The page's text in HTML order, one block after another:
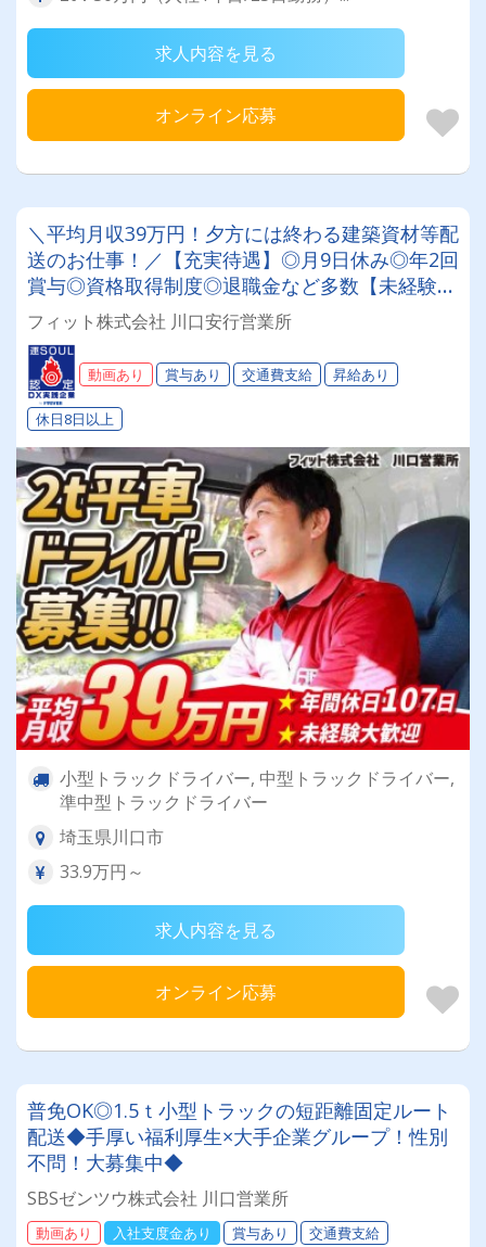
求人内容を見る
オンライン応募
＼平均月収39万円！夕方には終わる建築資材等配
送のお仕事！／【充実待遇】◎月9日休み◎年2回
賞与◎資格取得制度◎退職金など多数【未経験歓
迎】
フィット株式会社 川口安行営業所
動画あり 賞与あり 交通費支給 昇給あり
休日8日以上
小型トラックドライバー, 中型トラックドライバー,
準中型トラックドライバー
埼玉県川口市
33.9万円～
求人内容を見る
オンライン応募
普免OK◎1.5ｔ小型トラックの短距離固定ルート
配送◆手厚い福利厚生×大手企業グループ！性別
不問！大募集中◆
SBSゼンツウ株式会社 川口営業所
動画あり 入社支度金あり 賞与あり
交通費支給